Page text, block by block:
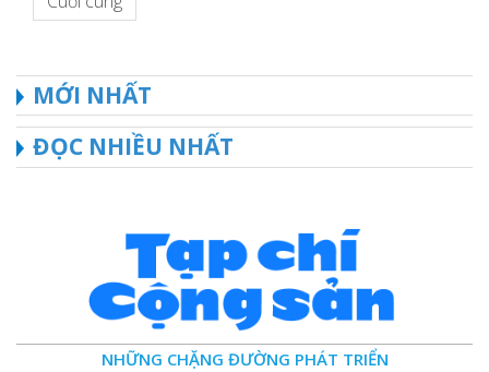
MỚI NHẤT
ĐỌC NHIỀU NHẤT
NHỮNG CHẶNG ĐƯỜNG PHÁT TRIỂN